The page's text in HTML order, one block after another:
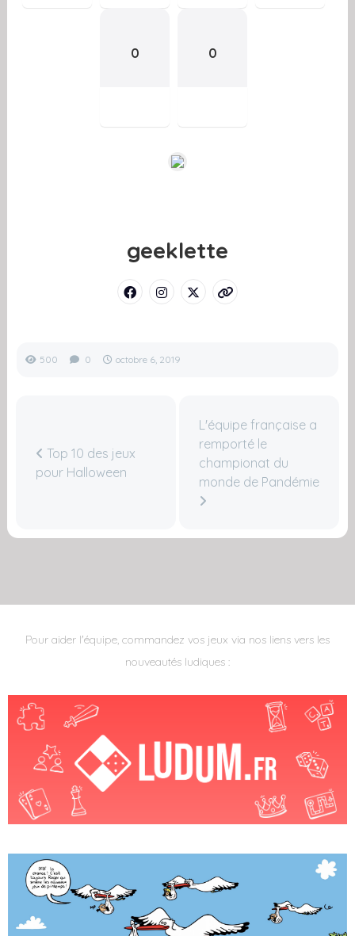
0 0
geeklette
500 0 octobre 6, 2019
Top 10 des jeux
pour Halloween
L'équipe française a
remporté le
championat du
monde de Pandémie
Pour aider l'équipe, commandez vos jeux via nos liens vers les
nouveautés ludiques :